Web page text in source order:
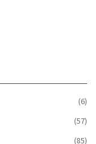
(6)
(57)
(85)